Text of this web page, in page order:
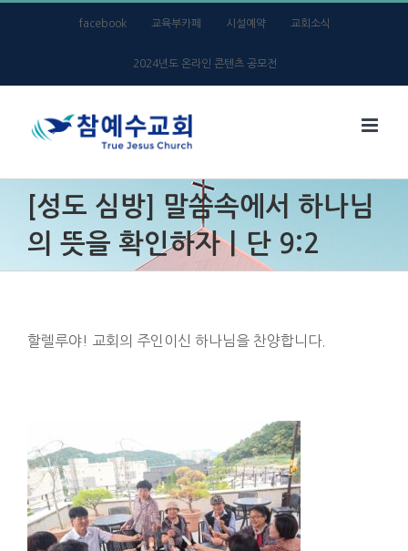
facebook 교육부카페 시설예약 교회소식
2024년도 온라인 콘텐츠 공모전
[성도 심방] 말씀속에서 하나님
의 뜻을 확인하자ㅣ단 9:2
할렐루야! 교회의 주인이신 하나님을 찬양합니다.